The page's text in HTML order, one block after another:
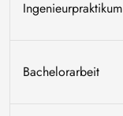
Ingenieurpraktikum
Bachelorarbeit